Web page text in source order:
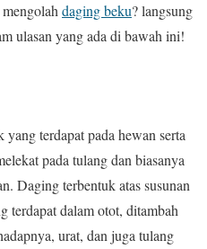
daging beku? langsung
ulasan yang ada di bawah ini!
terdapat pada hewan serta
pada tulang dan biasanya
Daging terbentuk atas susunan
terdapat dalam otot, ditambah
urat, dan juga tulang